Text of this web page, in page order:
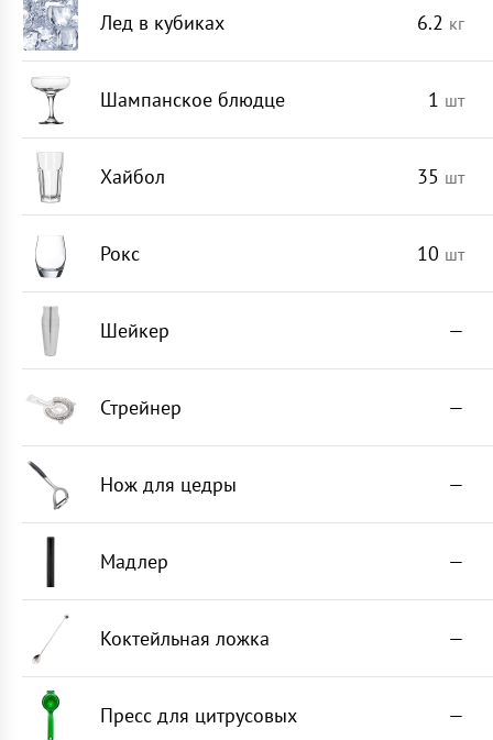
Лед в кубиках 6.2 кг
Шампанское блюдце 1 шт
Хайбол 35 шт
Рокс 10 шт
Шейкер —
Стрейнер —
Нож для цедры —
Мадлер —
Коктейльная ложка —
Пресс для цитрусовых —